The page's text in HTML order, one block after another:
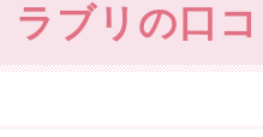
ラブリの口